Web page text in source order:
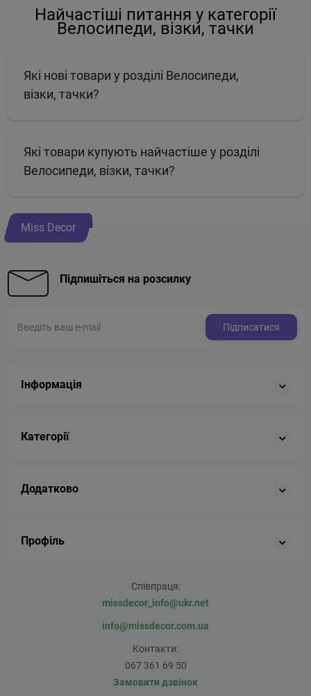
Найчастіші питання у категорії
Велосипеди, візки, тачки
Які нові товари у розділі Велосипеди,
візки, тачки?
Які товари купують найчастіше у розділі
Велосипеди, візки, тачки?
Miss Decor
Підпишіться на розсилку
Підписатися
Інформація
Категорії
Додатково
Профіль
Співпраця:
missdecor_info@ukr.net
info@missdecor.com.ua
Контакти:
067 361 69 50
Замовити дзвінок